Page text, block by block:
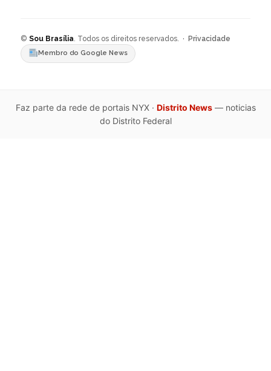
© Sou Brasília . Todos os direitos reservados. · Privacidade
Membro do Google News
Faz parte da rede de portais NYX · Distrito News— noticias
do Distrito Federal